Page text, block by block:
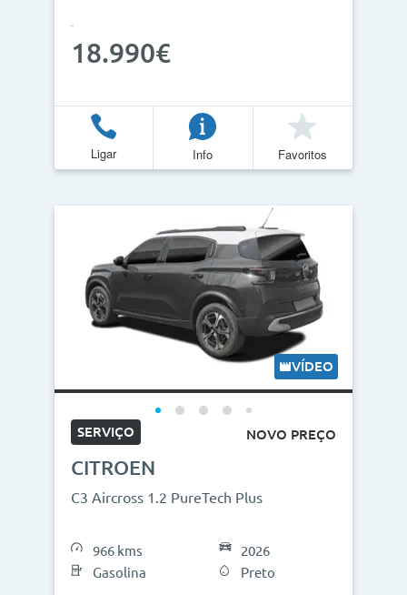
18.990€
Ligar Info Favoritos
VÍDEO
SERVIÇO NOVO PREÇO
CITROEN
C3 Aircross 1.2 PureTech Plus
966 kms
Gasolina
2026
Preto